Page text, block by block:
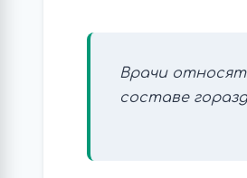
Врачи относят
составе